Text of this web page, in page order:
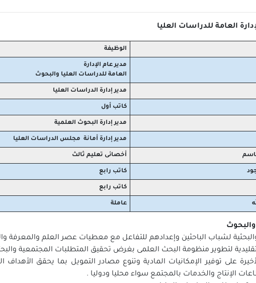
العامة للدراسات العليا
الوظيفة
مدير عام الإدارة
العامة للدراسات العليا والبحوث
مدير إدارة الدراسات العليا
كاتب أول
مدير إدارة البحوث العلمية
مدير إدارة أمانة مجلس الدراسات العليا
أخصائى تعليم ثالث
كاتب رابع
كاتب رابع
عاملة
والبحثية لشباب الباحثين وإعدادهم للتفاعل مع معطيات عصر العلم والمعرفة
لتطوير منظومة البحث العلمى بغرض تحقيق المتطلبات المجتمعية
على توفير الإمكانيات المادية وتنوع مصادر التمويل بما يحقق الأهداف
الإنتاج والخدمات بالمجتمع سواء محليا ودوليا .